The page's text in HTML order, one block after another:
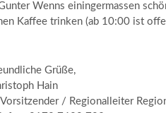
Wenns einingermassen
Kaffee trinken (ab 10:00 ist
Grüße,
Hain
/ Regionalleiter